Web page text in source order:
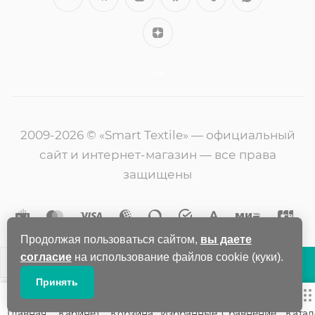
В КОРЗИНУ
2009-2026 © «Smart Textile» — официальный
сайт и интернет-магазин — все права
защищены
Продолжая пользоваться сайтом, вы даете
согласиена использование файлов cookie (куки).
Принять